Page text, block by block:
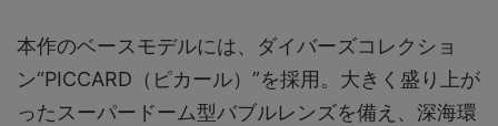
本作のベースモデルには、ダイバーズコレクショ
ン“PICCARD（ピカール）”を採用。大きく盛り上が
ったスーパードーム型バブルレンズを備え、深海環